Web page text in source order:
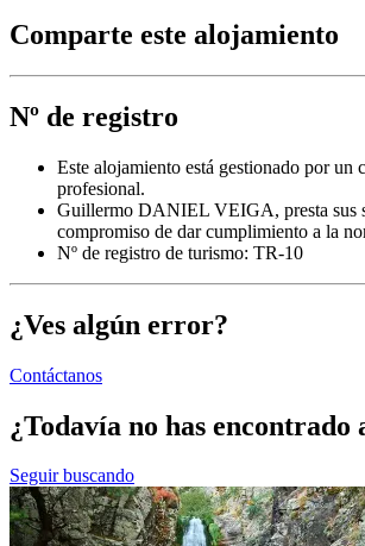
Comparte este alojamiento
Nº de registro
Este alojamiento está gestionado por un
profesional.
Guillermo DANIEL VEIGA, presta sus
compromiso de dar cumplimiento a la
Nº de registro de turismo: TR-10
¿Ves algún error?
Contáctanos
¿Todavía no has encontrado
Seguir buscando